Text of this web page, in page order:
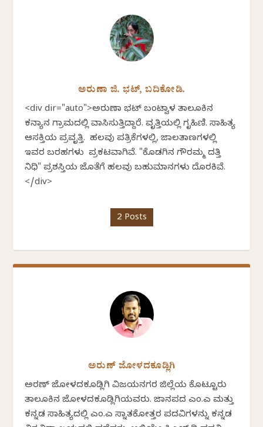
ಅರುಣಾ ಜಿ. ಭಟ್, ಬದಿಕೋಡಿ.
<div dir="auto">ಅರುಣಾ ಭಟ್ ಬಂಟ್ವಾಳ ತಾಲೂಕಿನ
ಕನ್ಯಾನ ಗ್ರಾಮದಲ್ಲಿ ವಾಸಿಸುತ್ತಿದ್ದಾರೆ. ವೃತ್ತಿಯಲ್ಲಿ ಗೃಹಿಣಿ. ಸಾಹಿತ್ಯ
ಆಸಕ್ತಿಯ ಪ್ರವೃತ್ತಿ. ಹಲವು ಪತ್ರಿಕೆಗಳಲ್ಲಿ, ಜಾಲತಾಣಗಳಲ್ಲಿ
ಇವರ ಬರಹಗಳು ಪ್ರಕಟವಾಗಿವೆ. "ಕೊಡಗಿನ ಗೌರಮ್ಮ ದತ್ತಿ
ನಿಧಿ" ಪ್ರಶಸ್ತಿಯ ಜೊತೆಗೆ ಹಲವು ಬಹುಮಾನಗಳು ದೊರಕಿವೆ.
</div>
2 Posts
ಅರುಣ್ ಜೋಳದಕೂಡ್ಲಿಗಿ
ಅರಣ್ ಜೋಳದಕೂಡ್ಲಿಗಿ ವಿಜಯನಗರ ಜಿಲ್ಲೆಯ ಕೊಟ್ಟೂರು
ತಾಲೂಕಿನ ಜೋಳದಕೂಡ್ಲಿಗಿಯವರು. ಜಾನಪದ ಎಂ.ಎ ಮತ್ತು
ಕನ್ನಡ ಸಾಹಿತ್ಯದಲ್ಲಿ ಎಂ.ಎ ಸ್ನಾತಕೋತ್ತರ ಪದವಿಗಳನ್ನು ಕನ್ನಡ